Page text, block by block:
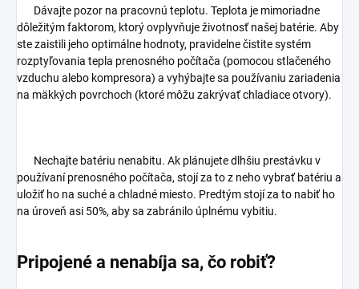
Dávajte pozor na pracovnú teplotu. Teplota je mimoriadne
dôležitým faktorom, ktorý ovplyvňuje životnosť našej batérie. Aby
ste zaistili jeho optimálne hodnoty, pravidelne čistite systém
rozptyľovania tepla prenosného počítača (pomocou stlačeného
vzduchu alebo kompresora) a vyhýbajte sa používaniu zariadenia
na mäkkých povrchoch (ktoré môžu zakrývať chladiace otvory).
Nechajte batériu nenabitu. Ak plánujete dlhšiu prestávku v
používaní prenosného počítača, stojí za to z neho vybrať batériu a
uložiť ho na suché a chladné miesto. Predtým stojí za to nabiť ho
na úroveň asi 50%, aby sa zabránilo úplnému vybitiu.
Pripojené a nenabíja sa, čo robiť?